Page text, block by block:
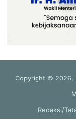
Copyright © 2026,
Redaksi/